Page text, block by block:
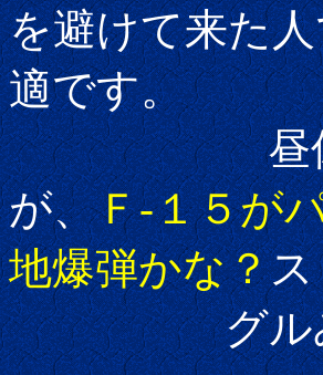
を避けて来た
適です。
昼休みには
が、Ｆ-１５が
地爆弾かな？
グルみたい